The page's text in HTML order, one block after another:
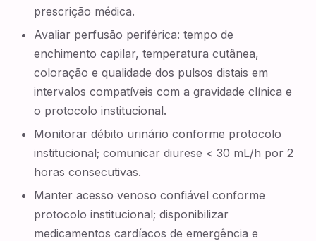
prescrição médica.
Avaliar perfusão periférica: tempo de
enchimento capilar, temperatura cutânea,
coloração e qualidade dos pulsos distais em
intervalos compatíveis com a gravidade clínica e
o protocolo institucional.
Monitorar débito urinário conforme protocolo
institucional; comunicar diurese < 30 mL/h por 2
horas consecutivas.
Manter acesso venoso confiável conforme
protocolo institucional; disponibilizar
medicamentos cardíacos de emergência e